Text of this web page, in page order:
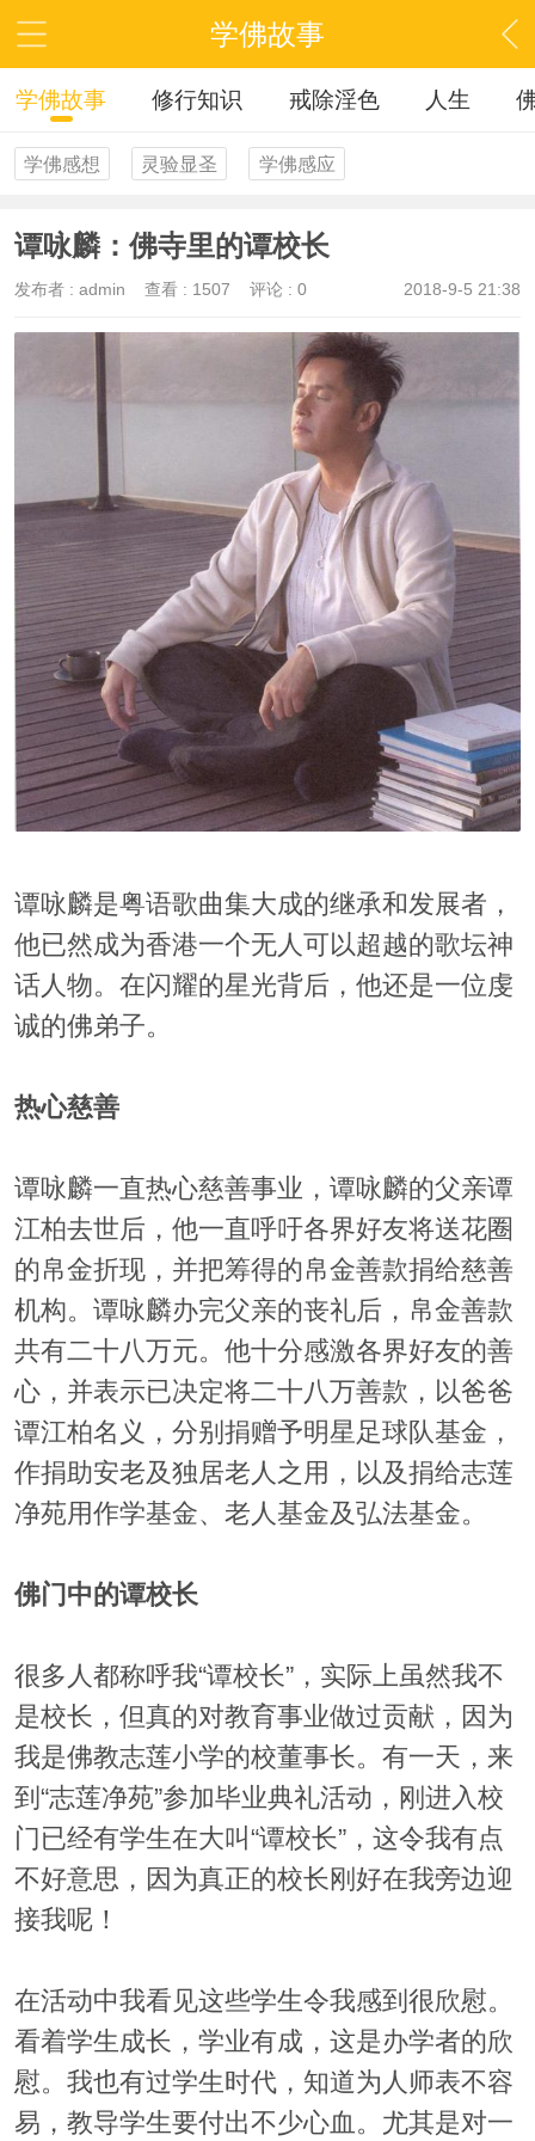
学佛故事
学佛故事 修行知识 戒除淫色 人生
学佛感想 灵验显圣 学佛感应
谭咏麟：佛寺里的谭校长
2018-9-5 21:38
发布者 : admin 查看 : 1507 评论 : 0
谭咏麟是粤语歌曲集大成的继承和发展者，
他已然成为香港一个无人可以超越的歌坛神
话人物。在闪耀的星光背后，他还是一位虔
诚的佛弟子。
热心慈善
谭咏麟一直热心慈善事业，谭咏麟的父亲谭
江柏去世后，他一直呼吁各界好友将送花圈
的帛金折现，并把筹得的帛金善款捐给慈善
机构。谭咏麟办完父亲的丧礼后，帛金善款
共有二十八万元。他十分感激各界好友的善
心，并表示已决定将二十八万善款，以爸爸
谭江柏名义，分别捐赠予明星足球队基金，
作捐助安老及独居老人之用，以及捐给志莲
净苑用作学基金、老人基金及弘法基金。
佛门中的谭校长
很多人都称呼我“谭校长”，实际上虽然我不
是校长，但真的对教育事业做过贡献，因为
我是佛教志莲小学的校董事长。有一天，来
到“志莲净苑”参加毕业典礼活动，刚进入校
门已经有学生在大叫“谭校长”，这令我有点
不好意思，因为真正的校长刚好在我旁边迎
接我呢！
在活动中我看见这些学生令我感到很欣慰。
看着学生成长，学业有成，这是办学者的欣
慰。我也有过学生时代，知道为人师表不容
易，教导学生要付出不少心血。尤其是对一